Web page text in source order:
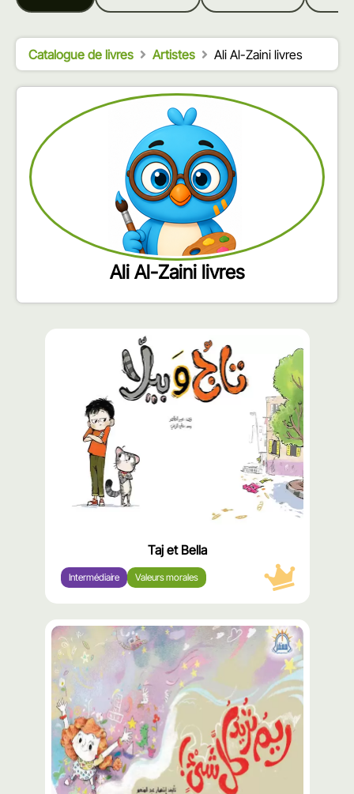
Catalogue de livres Artistes Ali Al-Zaini livres
Ali Al-Zaini livres
Taj et Bella
Intermédiaire Valeurs morales
محتوى
مميّز